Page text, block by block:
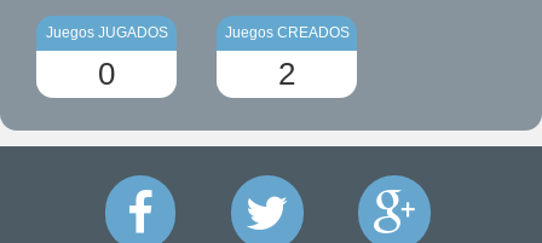
Juegos JUGADOS
0
Juegos CREADOS
2